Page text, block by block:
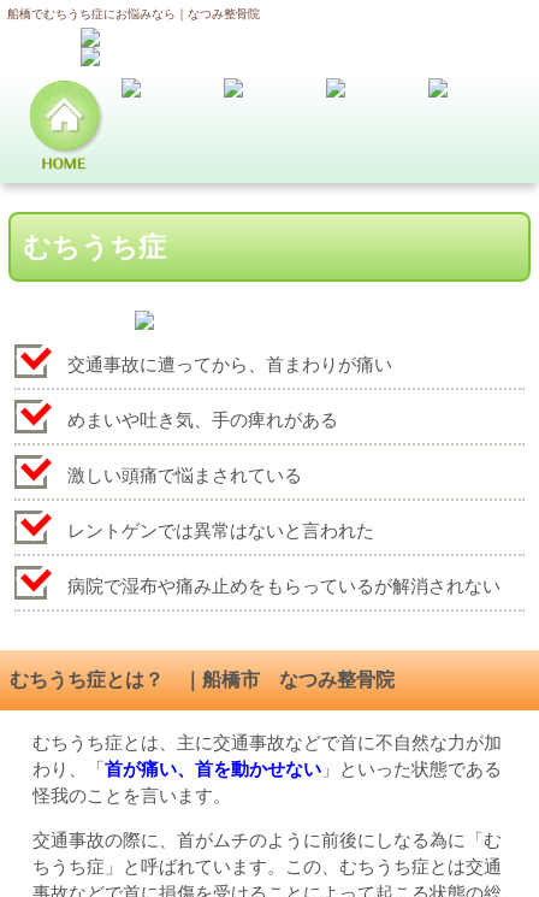
船橋でむちうち症にお悩みなら｜なつみ整骨院
むちうち症
交通事故に遭ってから、首まわりが痛い
めまいや吐き気、手の痺れがある
激しい頭痛で悩まされている
レントゲンでは異常はないと言われた
病院で湿布や痛み止めをもらっているが解消されない
むちうち症とは？ ｜船橋市 なつみ整骨院
むちうち症とは、主に交通事故などで首に不自然な力が加
わり、「首が痛い、首を動かせない 」といった状態である
怪我のことを言います。
交通事故の際に、首がムチのように前後にしなる為に「む
ちうち症」と呼ばれています。この、むちうち症とは交通
事故などで首に損傷を受けることによって起こる状態の総